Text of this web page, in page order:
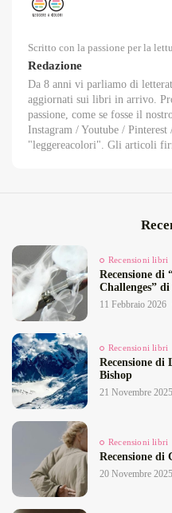
Scritto con la passione per la
Redazione
Da 8 anni vi parliamo di
aggiornati sui libri in arrivo.
passione, come se fosse il
Instagram / Youtube /
"leggereacolori". Gli articoli
Recensioni libri
Recensione di
Challenges”
11 Febbraio 2026
Recensioni libri
Recensione di
Bishop
21 Novembre 2025
Recensioni libri
Recensione di
20 Novembre 2025